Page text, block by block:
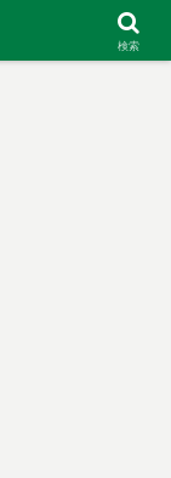
検索